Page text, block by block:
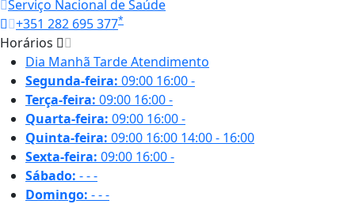
Serviço Nacional de Saúde
+351 282 695 377*
Horários
Dia Manhã TardeAtendimento
Segunda-feira: 09:00 16:00-
Terça-feira: 09:00 16:00-
Quarta-feira: 09:00 16:00-
Quinta-feira: 09:00 16:00 14:00 - 16:00
Sexta-feira: 09:00 16:00-
Sábado: ---
Domingo: ---